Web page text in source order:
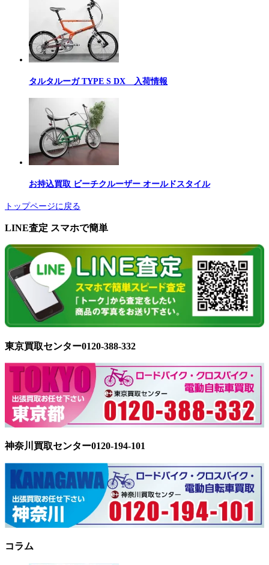
タルタルーガ TYPE S DX 入荷情報
お持込買取 ビーチクルーザー オールドスタイル
トップページに戻る
LINE査定 スマホで簡単
東京買取センター0120-388-332
神奈川買取センター0120-194-101
コラム